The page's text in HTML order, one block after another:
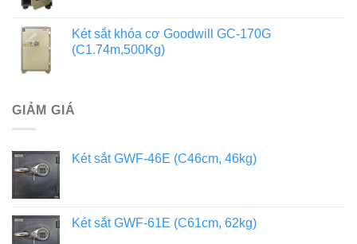
Két sắt khóa cơ Goodwill GC-170G
(C1.74m,500Kg)
GIẢM GIÁ
Két sắt GWF-46E (C46cm, 46kg)
Két sắt GWF-61E (C61cm, 62kg)